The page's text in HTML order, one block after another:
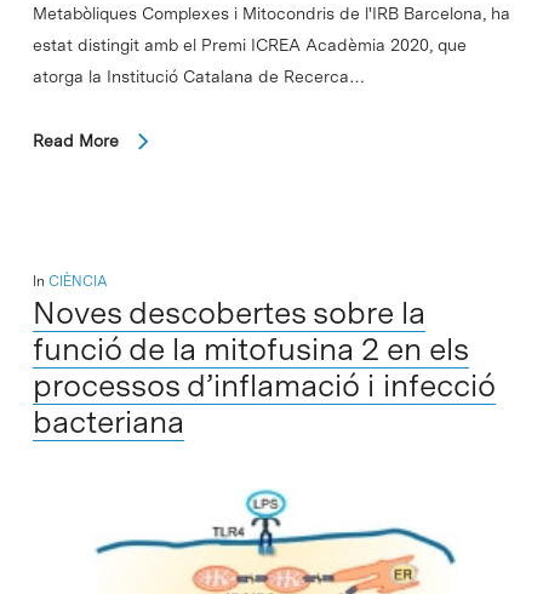
Metabòliques Complexes i Mitocondris de l'IRB Barcelona, ha
estat distingit amb el Premi ICREA Acadèmia 2020, que
atorga la Institució Catalana de Recerca…
Read More
In CIÈNCIA
Noves descobertes sobre la
funció de la mitofusina 2 en els
processos d’inflamació i infecció
bacteriana